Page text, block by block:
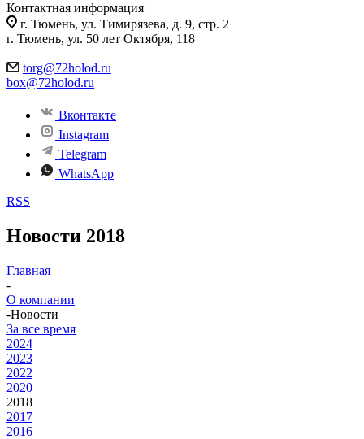
Контактная информация
г. Тюмень, ул. Тимирязева, д. 9, стр. 2
г. Тюмень, ул. 50 лет Октября, 118
torg@72holod.ru
box@72holod.ru
Вконтакте
Instagram
Telegram
WhatsApp
RSS
Новости 2018
Главная
-
О компании
-Новости
За все время
2024
2023
2022
2020
2018
2017
2016